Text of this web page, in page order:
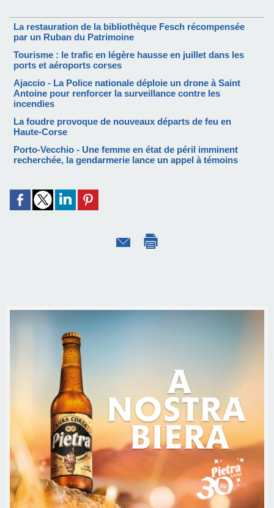
La restauration de la bibliothèque Fesch récompensée
par un Ruban du Patrimoine
Tourisme : le trafic en légère hausse en juillet dans les
ports et aéroports corses
Ajaccio - La Police nationale déploie un drone à Saint
Antoine pour renforcer la surveillance contre les
incendies
La foudre provoque de nouveaux départs de feu en
Haute-Corse
Porto-Vecchio - Une femme en état de péril imminent
recherchée, la gendarmerie lance un appel à témoins